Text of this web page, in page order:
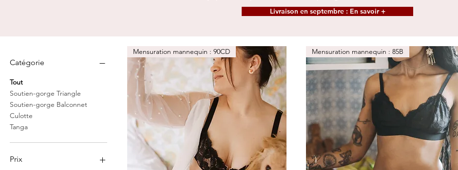
Livraison en septembre : En savoir +
Catégorie
Tout
Soutien-gorge Triangle
Soutien-gorge Balconnet
Culotte
Tanga
Prix
Mensuration mannequin : 90CD Mensuration mannequin : 85B